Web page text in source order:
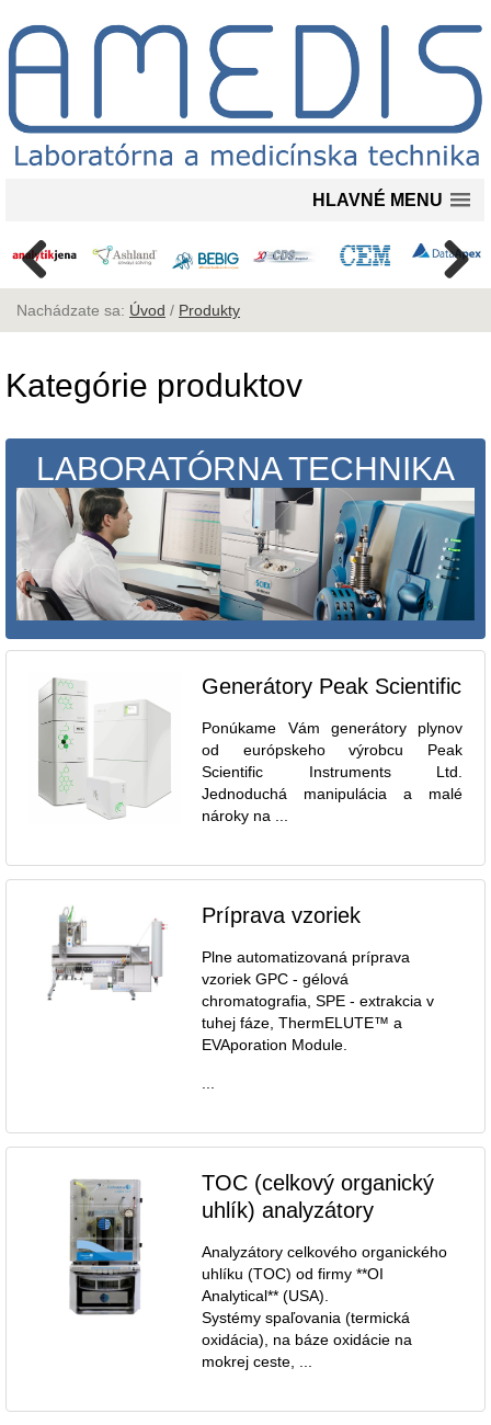
HLAVNÉ MENU
Nachádzate sa: Úvod / Produkty
Kategórie produktov
LABORATÓRNA TECHNIKA
Generátory Peak Scientific
Ponúkame Vám generátory plynov
od európskeho výrobcu Peak
Scientific Instruments Ltd.
Jednoduchá manipulácia a malé
nároky na ...
Príprava vzoriek
Plne automatizovaná príprava
vzoriek GPC - gélová
chromatografia, SPE - extrakcia v
tuhej fáze, ThermELUTE™ a
EVAporation Module.
TOC (celkový organický
uhlík) analyzátory
Analyzátory celkového organického
uhlíku (TOC) od firmy **OI
Analytical** (USA).
Systémy spaľovania (termická
oxidácia), na báze oxidácie na
mokrej ceste, ...